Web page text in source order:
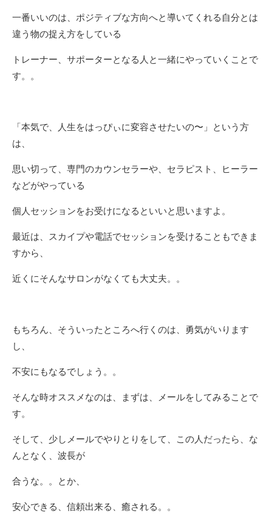
一番いいのは、ポジティブな方向へと導いてくれる自分とは
違う物の捉え方をしている
トレーナー、サポーターとなる人と一緒にやっていくことで
す。。
「本気で、人生をはっぴぃに変容させたいの〜」という方
は、
思い切って、専門のカウンセラーや、セラピスト、ヒーラー
などがやっている
個人セッションをお受けになるといいと思いますよ。
最近は、スカイプや電話でセッションを受けることもできま
すから、
近くにそんなサロンがなくても大丈夫。。
もちろん、そういったところへ行くのは、勇気がいります
し、
不安にもなるでしょう。。
そんな時オススメなのは、まずは、メールをしてみることで
す。
そして、少しメールでやりとりをして、この人だったら、な
んとなく、波長が
合うな。。とか、
安心できる、信頼出来る、癒される。。